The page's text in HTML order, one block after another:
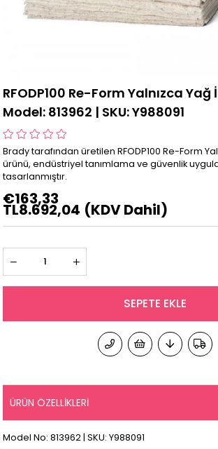
RFODP100 Re-Form Yalnızca Yağ
Model: 813962 | SKU: Y988091
Brady tarafından üretilen RFODP100 Re-Form
ürünü, endüstriyel tanımlama ve güvenlik
tasarlanmıştır.
€163,33
TL8.692,04 (KDV Dahil)
ÜRÜN ÖZELLIKLERI
Model No: 813962 | SKU: Y988091